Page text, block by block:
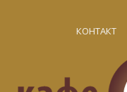
КОНТАКТ